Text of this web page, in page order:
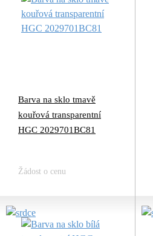
Barva na sklo tmavě
kouřová transparentní
HGC 2029701BC81
Žádost o cenu